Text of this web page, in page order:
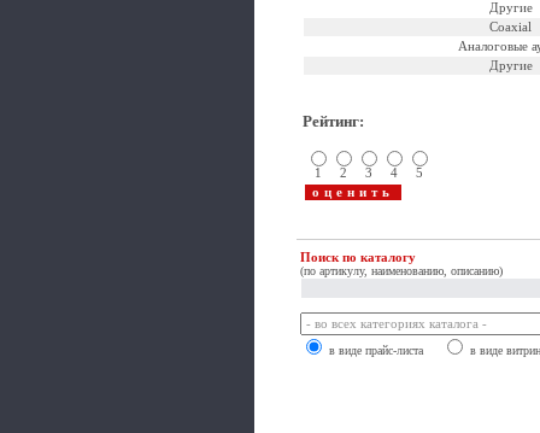
Другие
Coaxial
Аналоговые
Другие
Рейтинг:
1 2 3 4 5
Поиск по каталогу
(по артикулу, наименованию, описанию)
в виде прайс-листа в виде